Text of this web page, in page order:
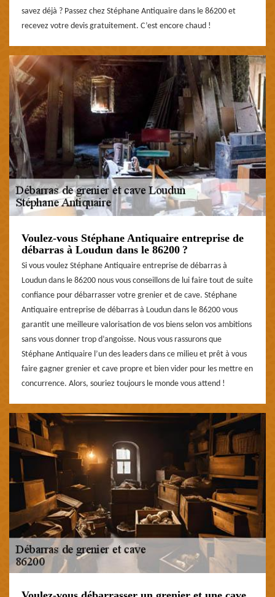
savez déjà ? Passez chez Stéphane Antiquaire dans le 86200 et
recevez votre devis gratuitement. C’est encore chaud !
Voulez-vous Stéphane Antiquaire entreprise de
débarras à Loudun dans le 86200 ?
Si vous voulez Stéphane Antiquaire entreprise de débarras à
Loudun dans le 86200 nous vous conseillons de lui faire tout de suite
confiance pour débarrasser votre grenier et de cave. Stéphane
Antiquaire entreprise de débarras à Loudun dans le 86200 vous
garantit une meilleure valorisation de vos biens selon vos ambitions
sans vous donner trop d’angoisse. Nous vous rassurons que
Stéphane Antiquaire l’un des leaders dans ce milieu et prêt à vous
faire gagner grenier et cave propre et bien vider pour les mettre en
concurrence. Alors, souriez toujours le monde vous attend !